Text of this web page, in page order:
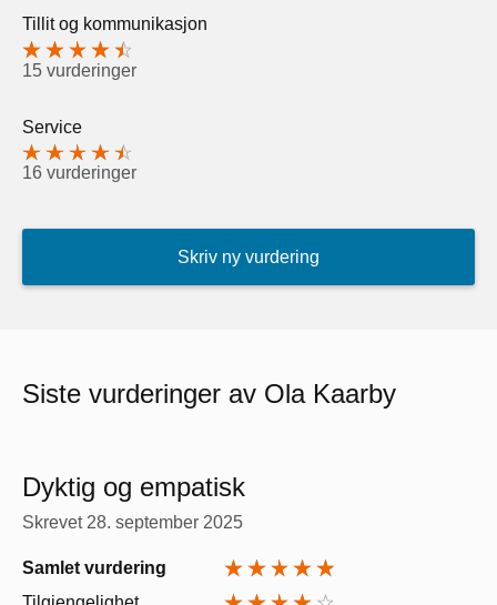
Tillit og kommunikasjon
15 vurderinger
Service
16 vurderinger
Skriv ny vurdering
Siste vurderinger av Ola Kaarby
Dyktig og empatisk
Skrevet 28. september 2025
Samlet vurdering